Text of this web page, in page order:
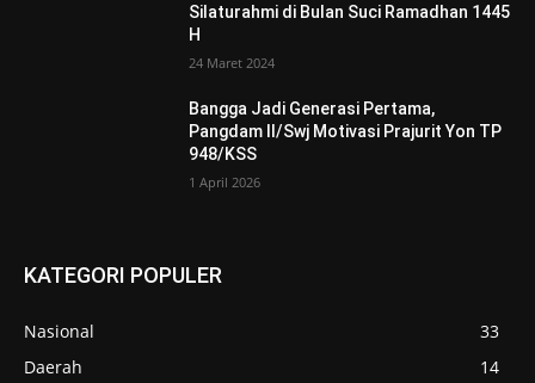
Silaturahmi di Bulan Suci Ramadhan 1445
H
24 Maret 2024
Bangga Jadi Generasi Pertama,
Pangdam II/Swj Motivasi Prajurit Yon TP
948/KSS
1 April 2026
KATEGORI POPULER
Nasional
33
Daerah
14